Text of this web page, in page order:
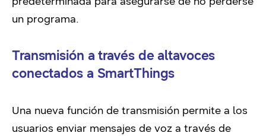
un programa.
Transmisión a través de altavoces
conectados a SmartThings
Una nueva función de transmisión permite a los
usuarios enviar mensajes de voz a través de